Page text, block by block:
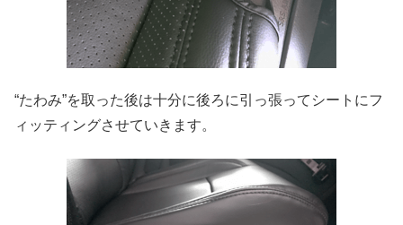
“たわみ”を取った後は十分に後ろに引っ張ってシートにフ
ィッティングさせていきます。